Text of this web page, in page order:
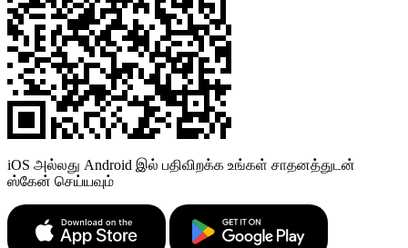
iOS அல்லது Android இல் பதிவிறக்க உங்கள் சாதனத்துடன்
ஸ்கேன் செய்யவும்